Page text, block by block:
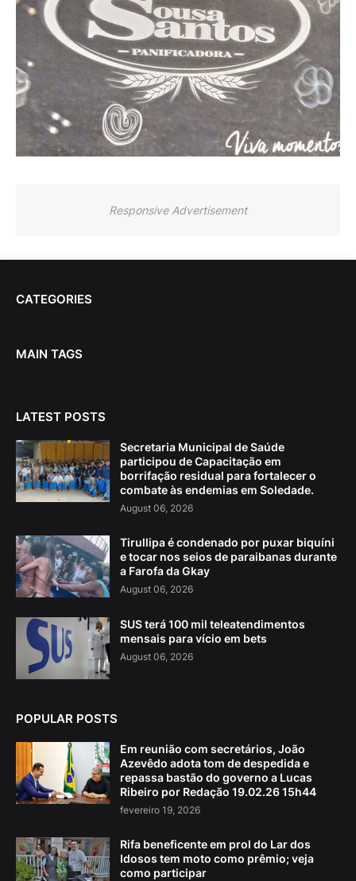
Responsive Advertisement
CATEGORIES
MAIN TAGS
LATEST POSTS
Secretaria Municipal de Saúde
participou de Capacitação em
borrifação residual para fortalecer o
combate às endemias em Soledade.
August 06, 2026
Tirullipa é condenado por puxar biquíni
e tocar nos seios de paraibanas durante
a Farofa da Gkay
August 06, 2026
SUS terá 100 mil teleatendimentos
mensais para vício em bets
August 06, 2026
POPULAR POSTS
Em reunião com secretários, João
Azevêdo adota tom de despedida e
repassa bastão do governo a Lucas
Ribeiro por Redação 19.02.26 15h44
fevereiro 19, 2026
Rifa beneficente em prol do Lar dos
Idosos tem moto como prêmio; veja
como participar